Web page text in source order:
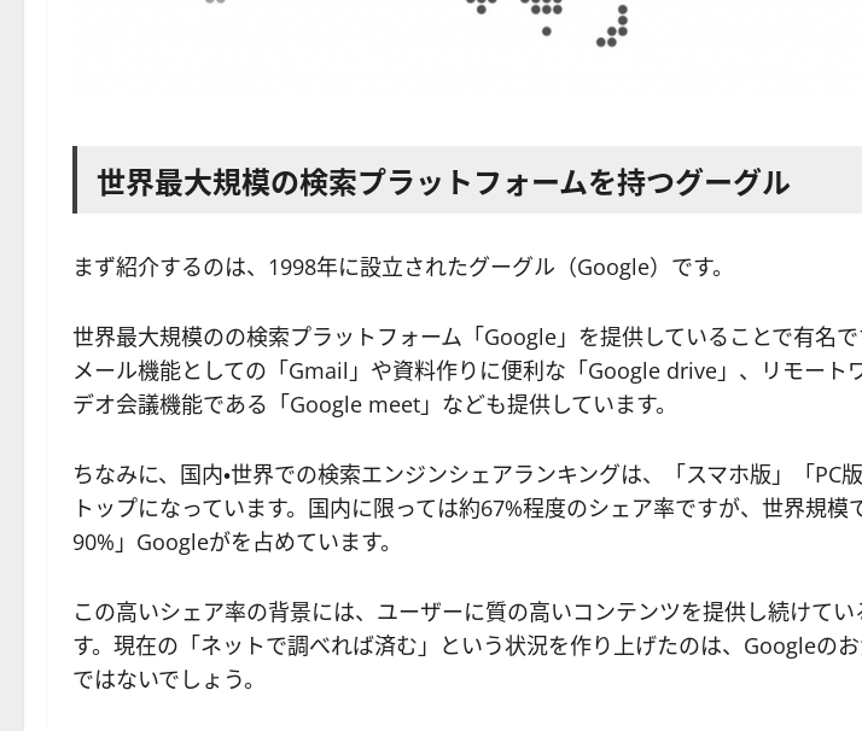
世界最大規模の検索プラットフォームを持つグーグル
まず紹介するのは、1998年に設立されたグーグル（Google）です。
世界最大規模のの検索プラットフォーム「Google」を提供していることで有名で
メール機能としての「Gmail」や資料作りに便利な「Google drive」、リモート
デオ会議機能である「Google meet」なども提供しています。
ちなみに、国内・世界での検索エンジンシェアランキングは、「スマホ版」「PC
トップになっています。国内に限っては約67%程度のシェア率ですが、世界規模
90%」Googleがを占めています。
この高いシェア率の背景には、ユーザーに質の高いコンテンツを提供し続けて
す。現在の「ネットで調べれば済む」という状況を作り上げたのは、Googleの
ではないでしょう。